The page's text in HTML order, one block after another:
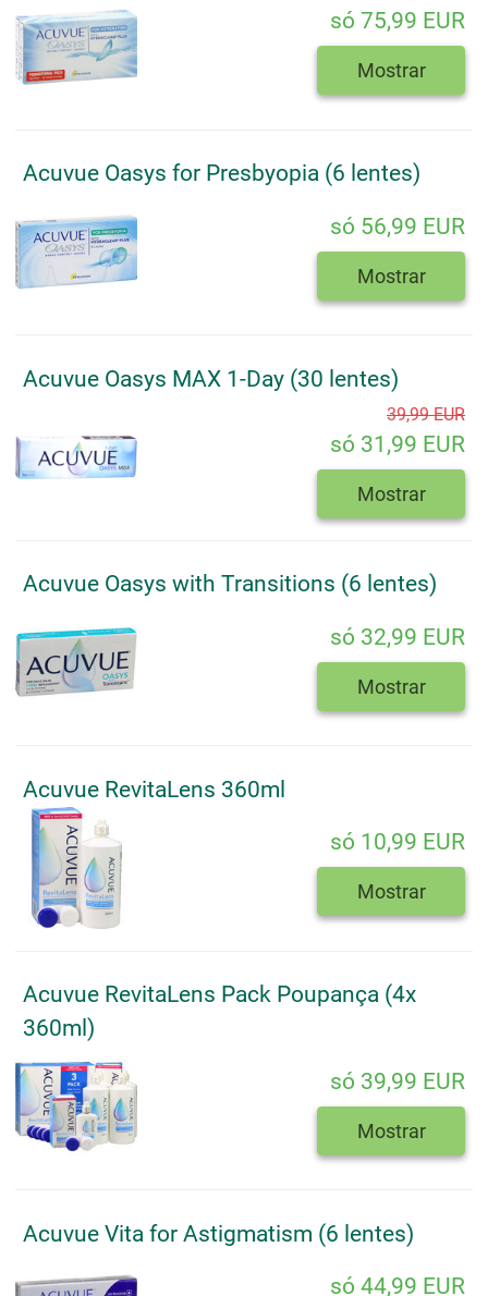
só 75,99 EUR
Mostrar
Acuvue Oasys for Presbyopia (6 lentes)
só 56,99 EUR
Mostrar
Acuvue Oasys MAX 1-Day (30 lentes)
39,99 EUR
só 31,99 EUR
Mostrar
Acuvue Oasys with Transitions (6 lentes)
só 32,99 EUR
Mostrar
Acuvue RevitaLens 360ml
só 10,99 EUR
Mostrar
Acuvue RevitaLens Pack Poupança (4x
360ml)
só 39,99 EUR
Mostrar
Acuvue Vita for Astigmatism (6 lentes)
só 44,99 EUR